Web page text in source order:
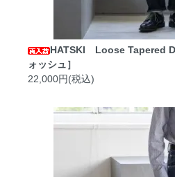
HATSKI Loose Tapered
ォッシュ］
22,000円(税込)